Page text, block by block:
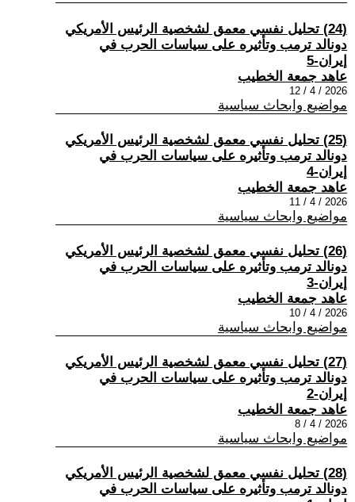
(24) تحليل نفسي معمق لشخصية الرئيس الأمريكي
دونالد ترمب وتأثيره على سياسات الحرب في
إيران-5
عاهد جمعة الخطيب
2026 / 4 / 12
مواضيع وابحاث سياسية
(25) تحليل نفسي معمق لشخصية الرئيس الأمريكي
دونالد ترمب وتأثيره على سياسات الحرب في
إيران-4
عاهد جمعة الخطيب
2026 / 4 / 11
مواضيع وابحاث سياسية
(26) تحليل نفسي معمق لشخصية الرئيس الأمريكي
دونالد ترمب وتأثيره على سياسات الحرب في
إيران-3
عاهد جمعة الخطيب
2026 / 4 / 10
مواضيع وابحاث سياسية
(27) تحليل نفسي معمق لشخصية الرئيس الأمريكي
دونالد ترمب وتأثيره على سياسات الحرب في
إيران-2
عاهد جمعة الخطيب
2026 / 4 / 8
مواضيع وابحاث سياسية
(28) تحليل نفسي معمق لشخصية الرئيس الأمريكي
دونالد ترمب وتأثيره على سياسات الحرب في